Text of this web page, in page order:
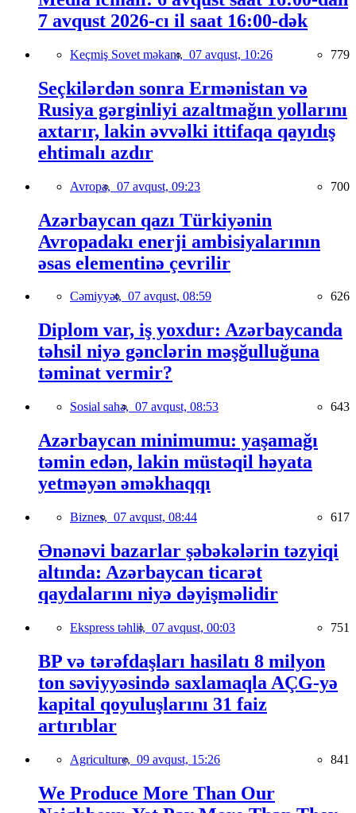
7 avqust 2026-cı il saat 16:00-dək
Keçmiş Sovet məkanı, 07 avqust, 10:26 779
Seçkilərdən sonra Ermənistan və
Rusiya gərginliyi azaltmağın yollarını
axtarır, lakin əvvəlki ittifaqa qayıdış
ehtimalı azdır
Avropa, 07 avqust, 09:23 700
Azərbaycan qazı Türkiyənin
Avropadakı enerji ambisiyalarının
əsas elementinə çevrilir
Cəmiyyət, 07 avqust, 08:59 626
Diplom var, iş yoxdur: Azərbaycanda
təhsil niyə gənclərin məşğulluğuna
təminat vermir?
Sosial sahə, 07 avqust, 08:53 643
Azərbaycan minimumu: yaşamağı
təmin edən, lakin müstəqil həyata
yetməyən əməkhaqqı
Biznes, 07 avqust, 08:44 617
Ənənəvi bazarlar şəbəkələrin təzyiqi
altında: Azərbaycan ticarət
qaydalarını niyə dəyişməlidir
Ekspress təhlil, 07 avqust, 00:03 751
BP və tərəfdaşları hasilatı 8 milyon
ton səviyyəsində saxlamaqla AÇG-yə
kapital qoyuluşlarını 31 faiz
artırıblar
Agriculture, 09 avqust, 15:26 841
We Produce More Than Our